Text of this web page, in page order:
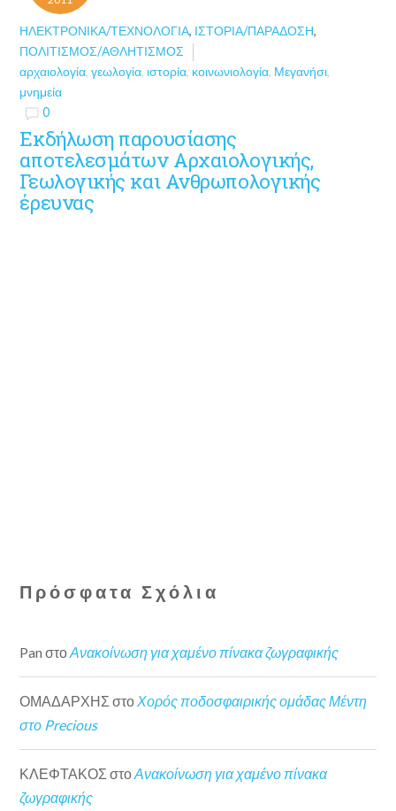
ΗΛΕΚΤΡΟΝΙΚΆ/ΤΕΧΝΟΛΟΓΊΑ, ΙΣΤΟΡΊΑ/ΠΑΡΆΔΟΣΗ,
ΠΟΛΙΤΙΣΜΌΣ/ΑΘΛΗΤΙΣΜΌΣ
αρχαιολογία,γεωλογία, ιστορία, κοινωνιολογία, Μεγανήσι,
μνημεία
0
Εκδήλωση παρουσίασης
αποτελεσμάτων Αρχαιολογικής,
Γεωλογικής και Ανθρωπολογικής
έρευνας
Πρόσφατα Σχόλια
Pan στοΑνακοίνωση για χαμένο πίνακα ζωγραφικής
ΟΜΑΔΑΡΧΗΣ στοΧορός ποδοσφαιρικής ομάδας Μέντη
στο Precious
ΚΛΕΦΤΑΚΟΣ στοΑνακοίνωση για χαμένο πίνακα
ζωγραφικής